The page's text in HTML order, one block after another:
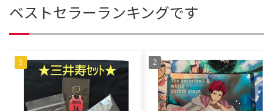
ベストセラーランキングです